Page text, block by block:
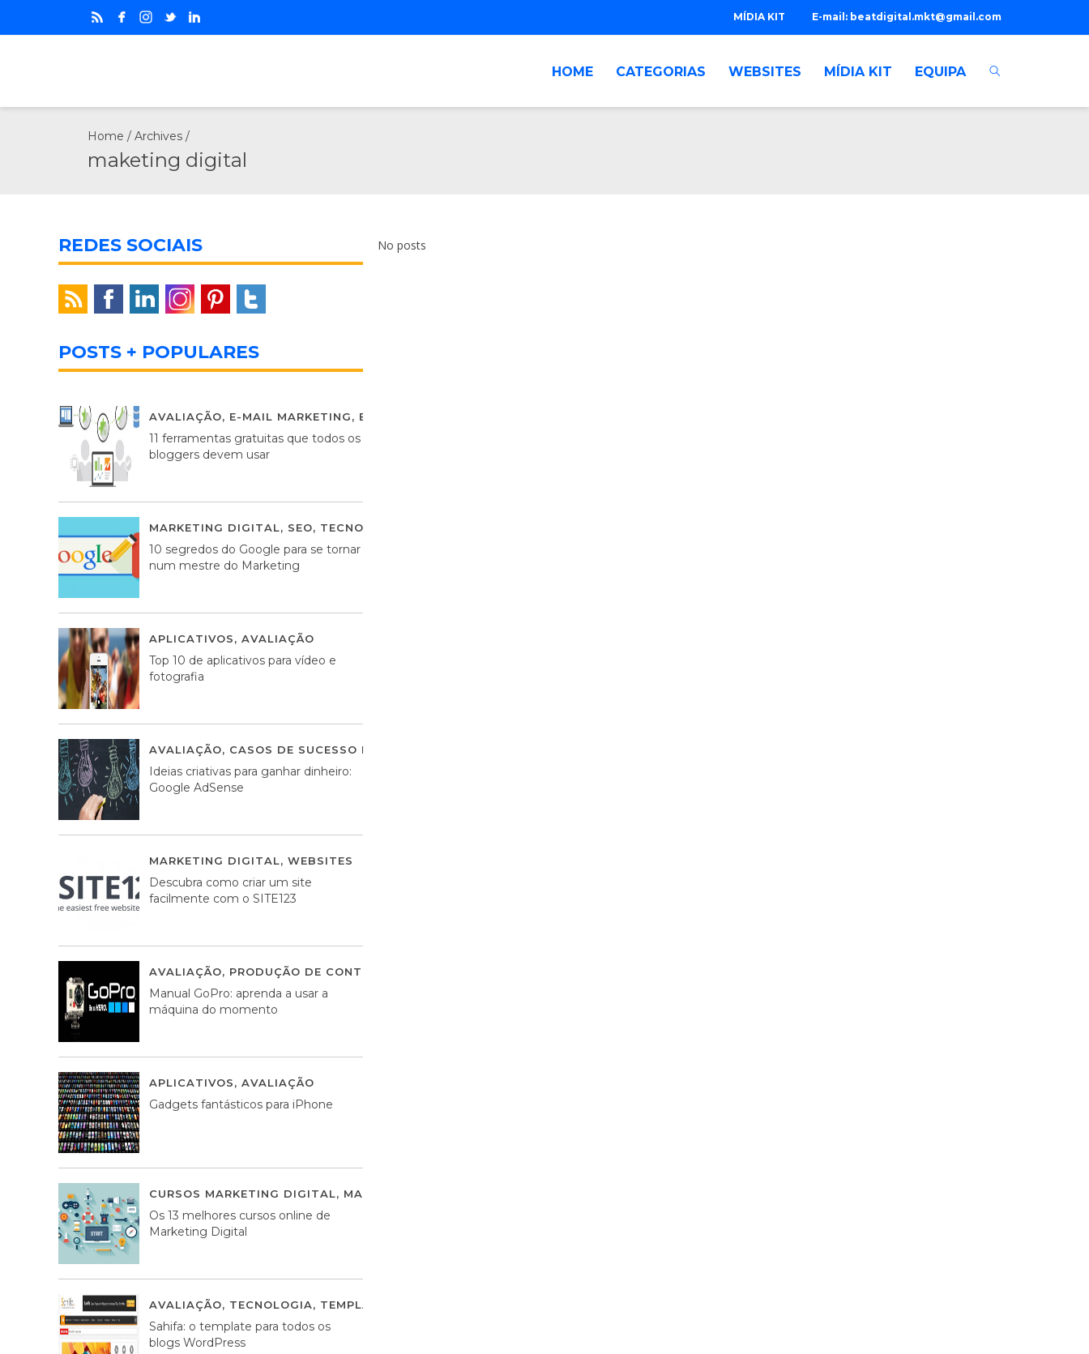
E-mail: beatdigital.mkt@gmail.com
MÍDIA KIT
HOME CATEGORIAS WEBSITES MÍDIA KIT EQUIPA
Home / Archives /
maketing digital
No posts
REDES SOCIAIS
POSTS + POPULARES
AVALIAÇÃO, E-MAIL MARKETING, ESTRATÉGIA DIGITAL
11 ferramentas gratuitas que todos os
bloggers devem usar
MARKETING DIGITAL, SEO, TECNOLOGIA
10 segredos do Google para se tornar
num mestre do Marketing
APLICATIVOS, AVALIAÇÃO
Top 10 de aplicativos para vídeo e
fotografia
AVALIAÇÃO, CASOS DE SUCESSO DE ESTRATÉGIA DIGITAL
Ideias criativas para ganhar dinheiro:
Google AdSense
MARKETING DIGITAL, WEBSITES
Descubra como criar um site
facilmente com o SITE123
AVALIAÇÃO, PRODUÇÃO DE CONTEÚDOS MULTIMÉDIA
Manual GoPro: aprenda a usar a
máquina do momento
APLICATIVOS, AVALIAÇÃO
Gadgets fantásticos para iPhone
CURSOS MARKETING DIGITAL, MARKETING DIGITAL
Os 13 melhores cursos online de
Marketing Digital
AVALIAÇÃO, TECNOLOGIA, TEMPLATES WORDPRESS
Sahifa: o template para todos os
blogs WordPress